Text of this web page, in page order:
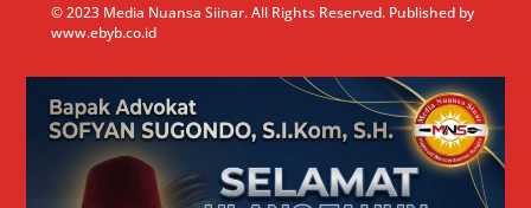
© 2023 Media Nuansa Siinar. All Rights Reserved. Published by
www.ebyb.co.id